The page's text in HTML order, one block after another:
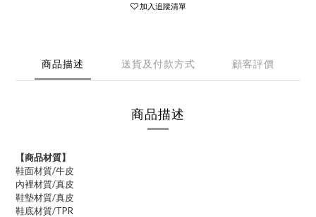
加入追蹤清單
商品描述 送貨及付款方式 顧客評價
商品描述
【商品材質】
鞋面材質/牛皮
內裡材質/真皮
鞋墊材質/真皮
鞋底材質/TPR